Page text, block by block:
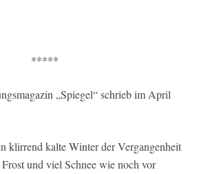
*****
„Spiegel“ schrieb im April
klirrend kalte Winter der Vergangenheit
und viel Schnee wie noch vor